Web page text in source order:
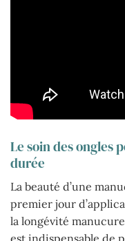
Le soin des ongles
durée
La beauté d’une
premier jour
la longévité
est indispensable de